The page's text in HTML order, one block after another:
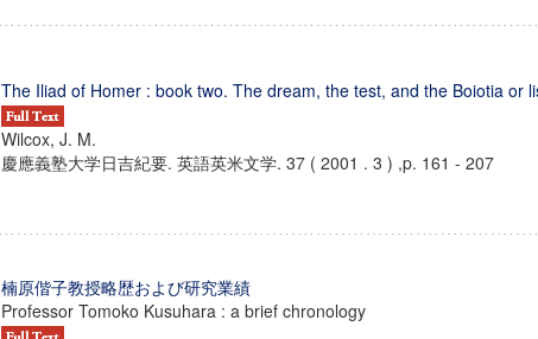
The Iliad of Homer : book two. The dream, the test, and the Boiotia or
Wilcox, J. M.
慶應義塾大学日吉紀要. 英語英米文学. 37 ( 2001 . 3 ) ,p. 161 - 207
楠原偕子教授略歴および研究業績
Professor Tomoko Kusuhara : a brief chronology